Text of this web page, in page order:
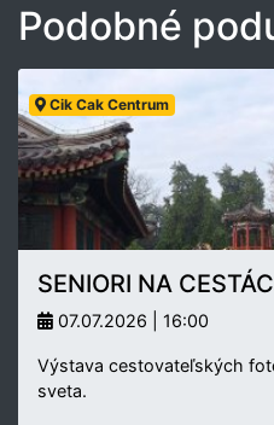
Podobné
Cik Cak Centrum
SENIORI NA
07.07.2026 | 16:00
Výstava cestovateľských
sveta.